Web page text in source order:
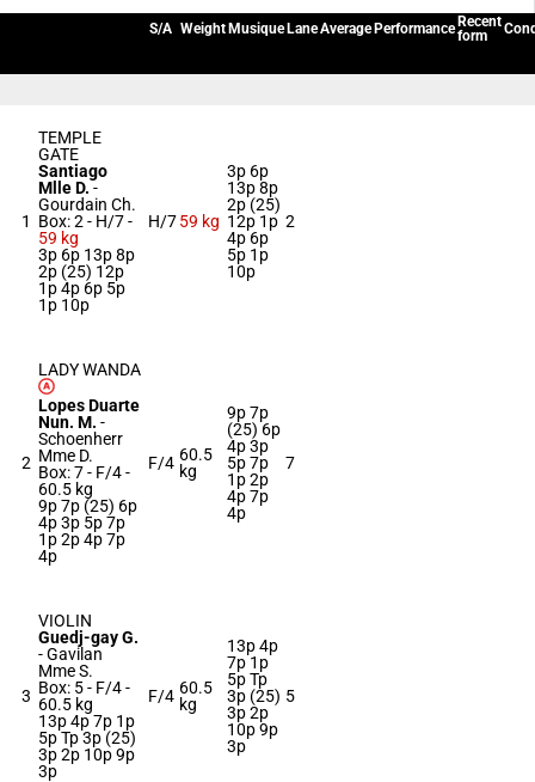
S/A Weight Musique LaneAverage Performance Recent
form
1
TEMPLE
GATE
Santiago
Mlle D. -
Gourdain Ch.
Box: 2 - H/7 -
59 kg
3p 6p 13p 8p
2p (25) 12p
1p 4p 6p 5p
1p 10p
H/759 kg
3p 6p
13p 8p
2p (25)
12p 1p
4p 6p
5p 1p
10p
2
2
LADY WANDA
Lopes Duarte
Nun. M. -
Schoenherr
Mme D.
Box: 7 - F/4 -
60.5 kg
9p 7p (25) 6p
4p 3p 5p 7p
1p 2p 4p 7p
4p
F/4 60.5
kg
9p 7p
(25) 6p
4p 3p
5p 7p
1p 2p
4p 7p
4p
7
3
VIOLIN
Guedj-gay G.
-Gavilan
Mme S.
Box: 5 - F/4 -
60.5 kg
13p 4p 7p 1p
5p Tp 3p (25)
3p 2p 10p 9p
3p
F/4 60.5
kg
13p 4p
7p 1p
5p Tp
3p (25)
3p 2p
10p 9p
3p
5